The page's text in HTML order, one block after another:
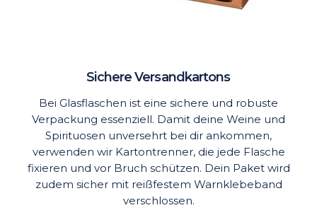
Sichere Versandkartons
Bei Glasflaschen ist eine sichere und robuste
Verpackung essenziell. Damit deine Weine und
Spirituosen unversehrt bei dir ankommen,
verwenden wir Kartontrenner, die jede Flasche
fixieren und vor Bruch schützen. Dein Paket wird
zudem sicher mit reißfestem Warnklebeband
verschlossen.